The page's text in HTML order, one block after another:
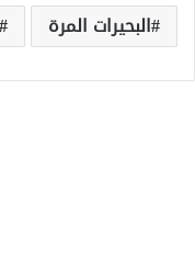
البحيرات المرة